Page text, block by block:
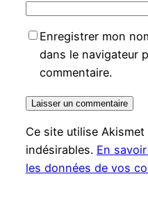
Enregistrer mon
dans le navigateur
commentaire.
Ce site utilise
indésirables. En
les données de vos